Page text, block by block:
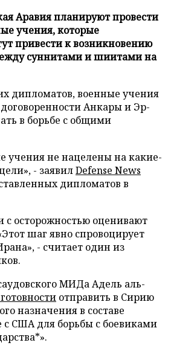
Аравия планируют провести
учения, которые
привести к возникновению
суннитами и шиитами на
дипломатов, военные учения
Анкары и Эр-
в борьбе с общими
учения не нацелены на какие-
- заявилDefense News
дипломатов в
с осторожностью оценивают
шаг явно спровоцирует
- считает один из
МИДа Адель аль-
отправить в Сирию
назначения в составе
с США для борьбы с боевиками